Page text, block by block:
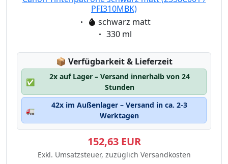
PFI310MBK)
Eigenschaft:
schwarz matt
Eigenschaft:
330 ml
📦 Lagerstatus:
Verfügbarkeit & Lieferzeit
✅
2x auf Lager – Versand innerhalb von 24
Stunden
🚛
42x im Außenlager – Versand in ca. 2-3
Werktagen
152,63 EUR
Exkl. Umsatzsteuer, zuzüglich Versandkosten